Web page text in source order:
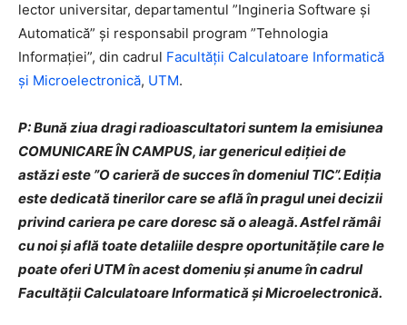
lector universitar, departamentul ”Ingineria Software și
Automatică” și responsabil program ”Tehnologia
Informației”, din cadrul Facultății Calculatoare Informatică
și Microelectronică, UTM.
P: Bună ziua dragi radioascultatori suntem la emisiunea
COMUNICARE ÎN CAMPUS, iar genericul ediției de
astăzi este ”O carieră de succes în domeniul TIC”. Ediția
este dedicată tinerilor care se află în pragul unei decizii
privind cariera pe care doresc să o aleagă. Astfel rămâi
cu noi și află toate detaliile despre oportunitățile care le
poate oferi UTM în acest domeniu și anume în cadrul
Facultății Calculatoare Informatică și Microelectronică.